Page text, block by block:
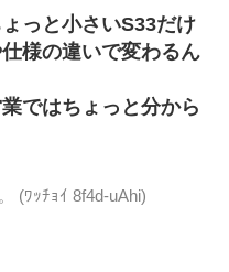
っと小さいS33だけ
様の違いで変わるん
ではちょっと分から
(ﾜｯﾁｮｲ 8f4d-uAhi)